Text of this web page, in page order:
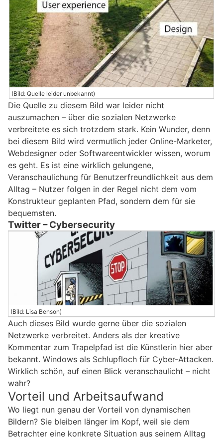
(Bild: Quelle leider unbekannt)
Die Quelle zu diesem Bild war leider nicht
auszumachen – über die sozialen Netzwerke
verbreitete es sich trotzdem stark. Kein Wunder, denn
bei diesem Bild wird vermutlich jeder Online-Marketer,
Webdesigner oder Softwareentwickler wissen, worum
es geht. Es ist eine wirklich gelungene,
Veranschaulichung für Benutzerfreundlichkeit aus dem
Alltag – Nutzer folgen in der Regel nicht dem vom
Konstrukteur geplanten Pfad, sondern dem für sie
bequemsten.
Twitter – Cybersecurity
(Bild: Lisa Benson)
Auch dieses Bild wurde gerne über die sozialen
Netzwerke verbreitet. Anders als der kreative
Kommentar zum Trapelpfad ist die Künstlerin hier aber
bekannt. Windows als Schlupfloch für Cyber-Attacken.
Wirklich schön, auf einen Blick veranschaulicht – nicht
wahr?
Vorteil und Arbeitsaufwand
Wo liegt nun genau der Vorteil von dynamischen
Bildern? Sie bleiben länger im Kopf, weil sie dem
Betrachter eine konkrete Situation aus seinem Alltag